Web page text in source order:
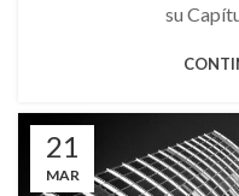
su
21
MAR